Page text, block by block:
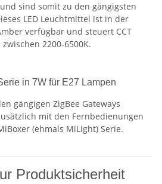
sind somit zu den gängigsten
LED Leuchtmittel ist in der
verfügbar und steuert CCT
2200-6500K.
in 7W für E27 Lampen
gängigen ZigBee Gateways
mit den Fernbedienungen
(ehmals MiLight) Serie.
Produktsicherheit